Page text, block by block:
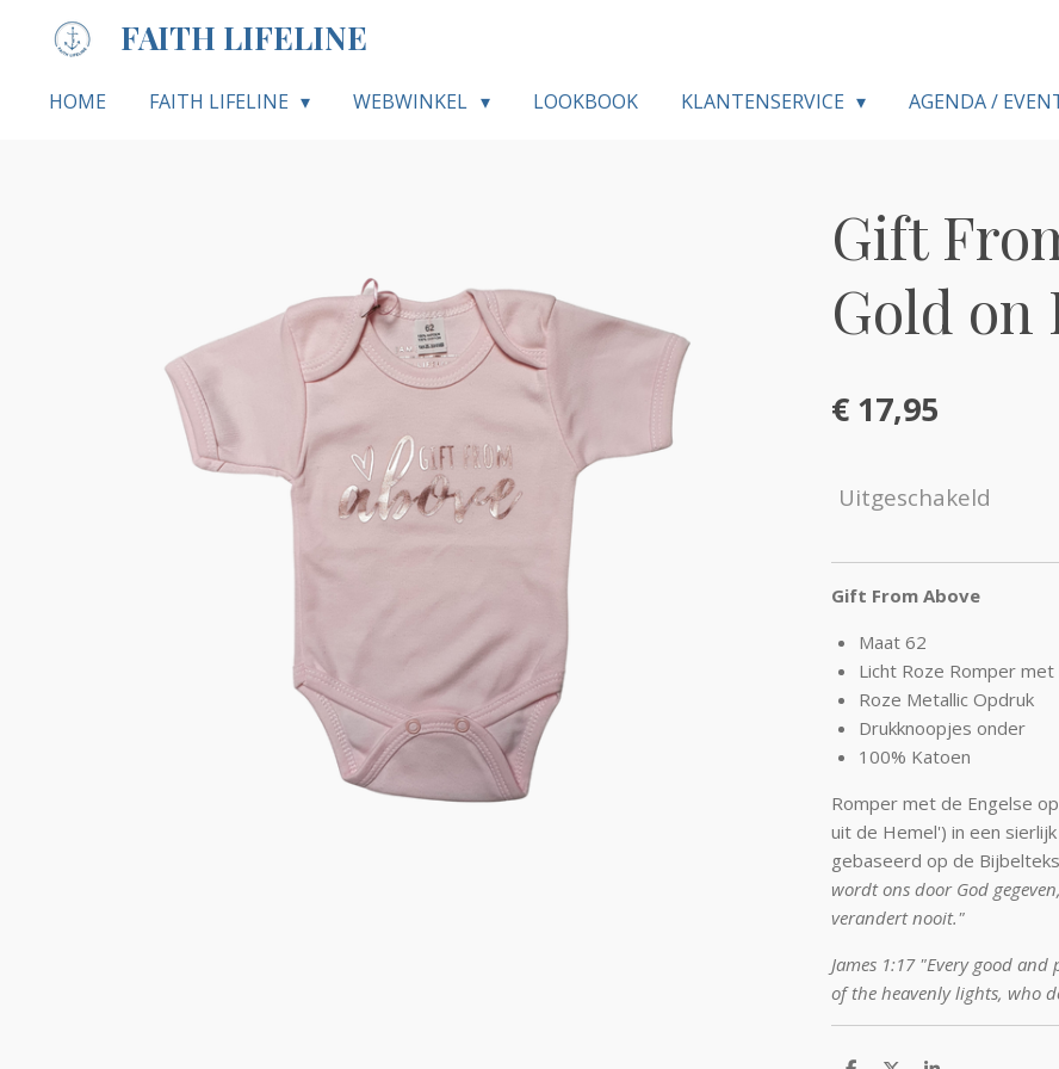
direct
FAITH LIFELINE
HOME FAITH LIFELINE WEBWINKEL LOOKBOOK KLANTENSERVICE AGENDA /
Gift
Gold on
€ 17,95
Uitgeschakeld
Gift From Above
Maat 62
Licht Roze Romper
Roze Metallic Opdruk
Drukknoopjes onder
100% Katoen
Romper met de Engelse
uit de Hemel') in een
gebaseerd op de
wordt ons door God
verandert nooit."
James 1:17 "Every good
of the heavenly lights, who